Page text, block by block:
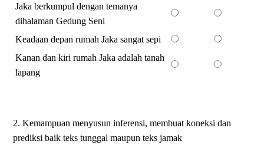
Jaka berkumpul dengan temanya
dihalaman Gedung Seni
Keadaan depan rumah Jaka sangat sepi
Kanan dan kiri rumah Jaka adalah tanah
lapang
2. Kemampuan menyusun inferensi, membuat koneksi dan
prediksi baik teks tunggal maupun teks jamak